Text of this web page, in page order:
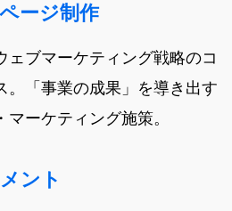
ージ制作
ェブマーケティング戦略のコ
。「事業の成果」を導き出す
ーケティング施策。
ント